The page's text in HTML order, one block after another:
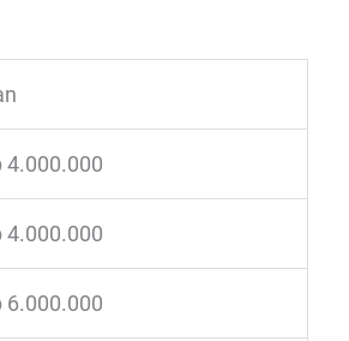
4.000.000
4.000.000
6.000.000